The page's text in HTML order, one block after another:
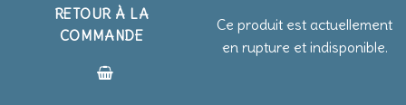
RETOUR À LA
COMMANDE
Ce produit est actuellement
en rupture et indisponible.